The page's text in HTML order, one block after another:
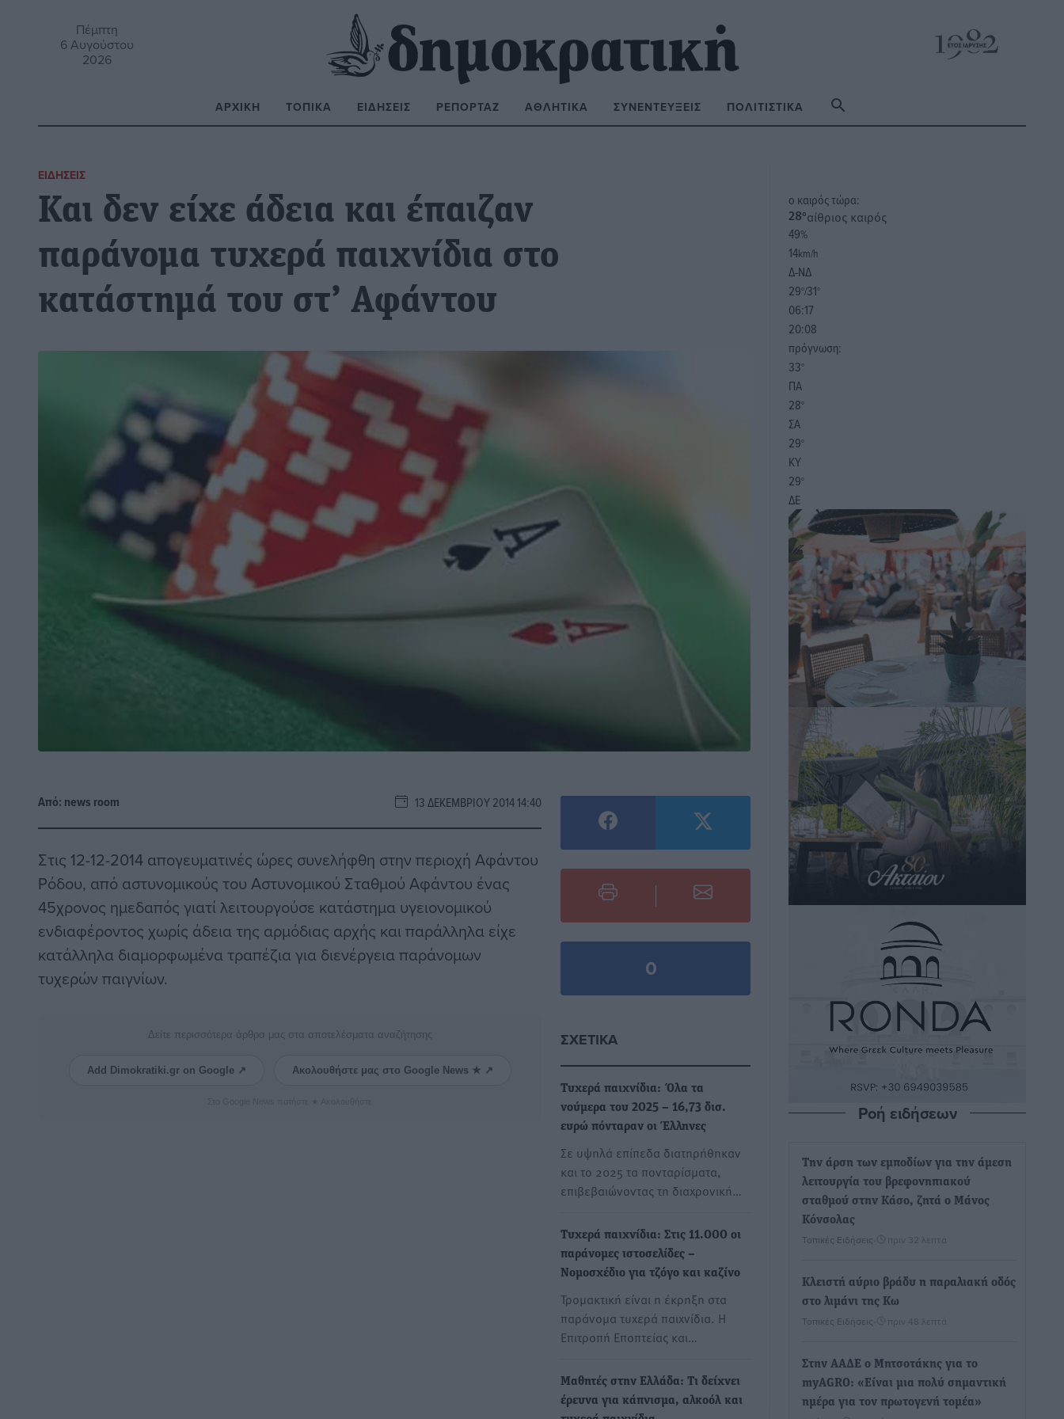
Πέμπτη
6 Αυγούστου
2026
ΑΡΧΙΚΉ ΤΟΠΙΚΆ ΕΙΔΉΣΕΙΣ ΡΕΠΟΡΤΆΖ ΑΘΛΗΤΙΚΆ ΣΥΝΕΝΤΕΎΞΕΙΣ ΠΟΛΙΤΙΣΤΙΚΆ
ΕΙΔΉΣΕΙΣ
Και δεν είχε άδεια και έπαιζαν
παράνομα τυχερά παιχνίδια στο
κατάστημά του στ’ Αφάντου
Από: news room 13 ΔΕΚΕΜΒΡΊΟΥ 2014 14:40
Στις 12-12-2014 απογευματινές ώρες συνελήφθη στην περιοχή Αφάντου
Ρόδου, από αστυνομικούς του Αστυνομικού Σταθμού Αφάντου ένας
45χρονος ημεδαπός γιατί λειτουργούσε κατάστημα υγειονομικού
ενδιαφέροντος χωρίς άδεια της αρμόδιας αρχής και παράλληλα είχε
κατάλληλα διαμορφωμένα τραπέζια για διενέργεια παράνομων
τυχερών παιγνίων.
Δείτε περισσότερα άρθρα μας στα αποτελέσματα αναζήτησης
Add Dimokratiki.gr on Google ↗ Ακολουθήστε μας στο Google News ★ ↗
0
ΣΧΕΤΙΚΆ
Τυχερά παιχνίδια: Όλα τα
νούμερα του 2025 – 16,73 δισ.
ευρώ πόνταραν οι Έλληνες
Σε υψηλά επίπεδα διατηρήθηκαν
και το 2025 τα πονταρίσματα,
επιβεβαιώνοντας τη διαχρονική…
Τυχερά παιχνίδια: Στις 11.000 οι
παράνομες ιστοσελίδες –
Νομοσχέδιο για τζόγο και καζίνο
Τρομακτική είναι η έκρηξη στα
παράνομα τυχερά παιχνίδια. Η
Επιτροπή Εποπτείας και…
Μαθητές στην Ελλάδα: Τι δείχνει
έρευνα για κάπνισμα, αλκοόλ και
o καιρός τώρα:
28°αίθριος καιρός
49%
14km/h
Δ-ΝΔ
29°/31°
06:17
20:08
πρόγνωση:
33°
ΠΑ
28°
ΣΑ
29°
ΚΥ
29°
ΔΕ
Ροή ειδήσεων
Την άρση των εμποδίων για την άμεση
λειτουργία του βρεφονηπιακού
σταθμού στην Κάσο, ζητά ο Μάνος
Κόνσολας
Τοπικές Ειδήσεις πριν 32 λεπτά
Κλειστή αύριο βράδυ η παραλιακή οδός
στο λιμάνι της Κω
Τοπικές Ειδήσεις πριν 48 λεπτά
Στην ΑΑΔΕ ο Μητσοτάκης για το
myAGRO: «Είναι μια πολύ σημαντική
ημέρα για τον πρωτογενή τομέα»